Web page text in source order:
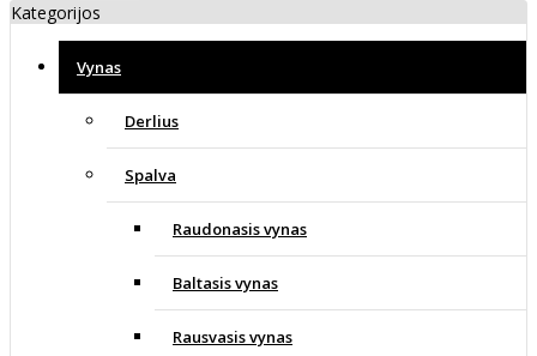
Kategorijos
Vynas
Derlius
Spalva
Raudonasis vynas
Baltasis vynas
Rausvasis vynas